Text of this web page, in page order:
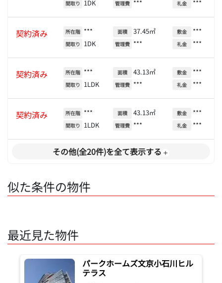
間取り 1DK 管理費 *** 礼金 ***
契約済み 所在階 ***
間取り 1DK
面積 37.45㎡
管理費 ***
敷金 ***
礼金 ***
契約済み 所在階 ***
間取り 1LDK
面積 43.13㎡
管理費 ***
敷金 ***
礼金 ***
契約済み 所在階 ***
間取り 1LDK
面積 43.13㎡
管理費 ***
敷金 ***
礼金 ***
その他(全20件)を全て表示する
似た条件の物件
最近見た物件
パークホームズ文京小石川ヒル
テラス